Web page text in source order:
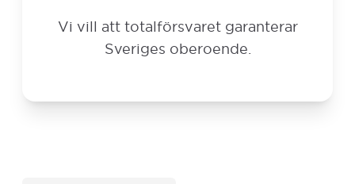
Vi vill att totalförsvaret garanterar
Sveriges oberoende.